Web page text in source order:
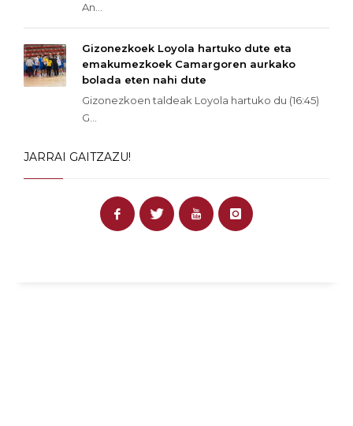
An...
Gizonezkoek Loyola hartuko dute eta
emakumezkoek Camargoren aurkako
bolada eten nahi dute
Gizonezkoen taldeak Loyola hartuko du (16:45)
G...
JARRAI GAITZAZU!